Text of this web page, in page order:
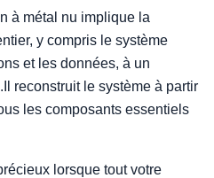
à métal nu implique la
y compris le système
et les données, à un
reconstruit le système à partir
les composants essentiels
lorsque tout votre